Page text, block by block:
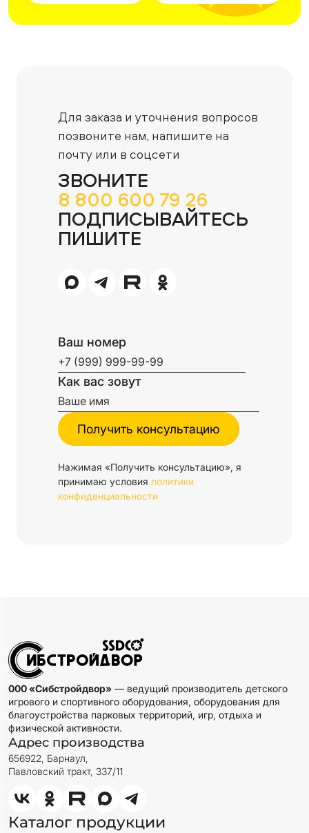
Для заказа и уточнения вопросов
позвоните нам, напишите на
почту или в соцсети
ЗВОНИТЕ
8 800 600 79 26
ПОДПИСЫВАЙТЕСЬ
ПИШИТЕ
Ваш номер
Как вас зовут
Нажимая «Получить консультацию», я
принимаю условия политики
конфиденциальности
000 «Сибстройдвор» — ведущий производитель детского
игрового и спортивного оборудования, оборудования для
благоустройства парковых территорий, игр, отдыха и
физической активности.
Адрес производства
656922, Барнаул,
Павловский тракт, 337/11
Каталог продукции